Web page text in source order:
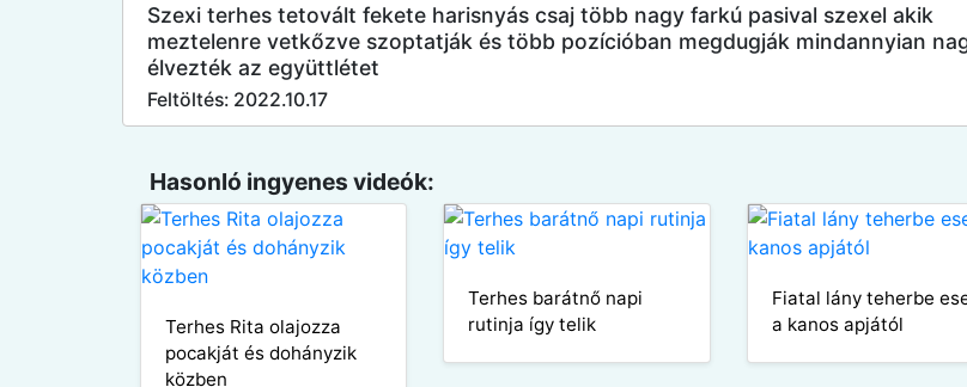
Szexi terhes tetovált fekete harisnyás csaj több nagy farkú pasival szexel akik
meztelenre vetkőzve szoptatják és több pozícióban megdugják mindannyian
élvezték az együttlétet
Feltöltés: 2022.10.17
Hasonló ingyenes videók:
Terhes Rita olajozza
pocakját és dohányzik
közben
Terhes barátnő napi
rutinja így telik
Fiatal lány teherbe
a kanos apjától